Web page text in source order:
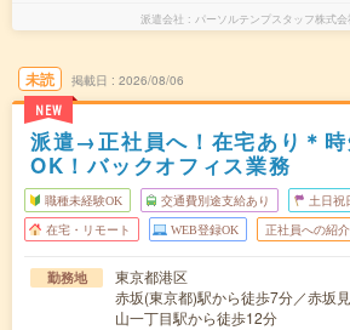
派遣会社 パーソルテンプスタッフ株式
未読
NEW
掲載日 2026/08/06
派遣→正社員へ！在宅あり＊
OK！バックオフィス業務
職種未経験OK 交通費別途支給あり 土日祝
在宅・リモート WEB登録OK 正社員への紹
勤務地
東京都港区
赤坂(東京都)駅から徒歩7分／赤坂
山一丁目駅から徒歩12分